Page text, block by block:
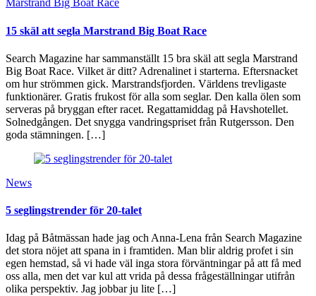
Marstrand Big Boat Race
15 skäl att segla Marstrand Big Boat Race
Search Magazine har sammanställt 15 bra skäl att segla Marstrand
Big Boat Race. Vilket är ditt? Adrenalinet i starterna. Eftersnacket
om hur strömmen gick. Marstrandsfjorden. Världens trevligaste
funktionärer. Gratis frukost för alla som seglar. Den kalla ölen som
serveras på bryggan efter racet. Regattamiddag på Havshotellet.
Solnedgången. Det snygga vandringspriset från Rutgersson. Den
goda stämningen. […]
News
5 seglingstrender för 20-talet
Idag på Båtmässan hade jag och Anna-Lena från Search Magazine
det stora nöjet att spana in i framtiden. Man blir aldrig profet i sin
egen hemstad, så vi hade väl inga stora förväntningar på att få med
oss alla, men det var kul att vrida på dessa frågeställningar utifrån
olika perspektiv. Jag jobbar ju lite […]